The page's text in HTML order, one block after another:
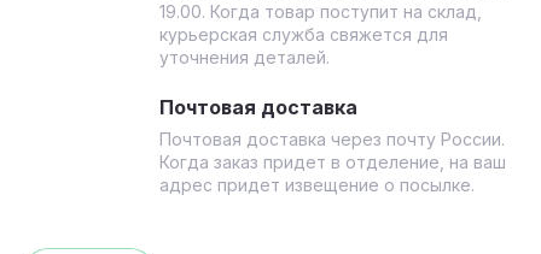
19.00. Когда товар поступит на склад,
курьерская служба свяжется для
уточнения деталей.
Почтовая доставка
Почтовая доставка через почту России.
Когда заказ придет в отделение, на ваш
адрес придет извещение о посылке.